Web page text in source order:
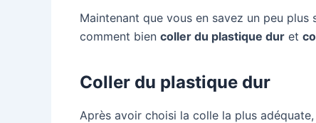
Maintenant que vous en savez un peu
comment bien coller du plastique dur et
Coller du plastique dur
Après avoir choisi la colle la plus